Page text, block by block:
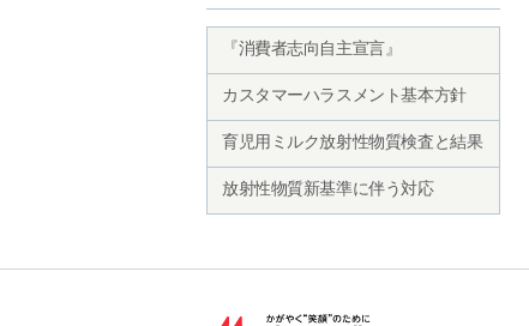
『消費者志向自主宣言』
カスタマーハラスメント基本方針
育児用ミルク放射性物質検査と結果
放射性物質新基準に伴う対応